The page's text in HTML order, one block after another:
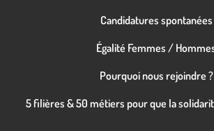
Candidatures spontanées
Égalité Femmes /
Pourquoi nous rejoindre ?
5 filières & 50 métiers pour que la